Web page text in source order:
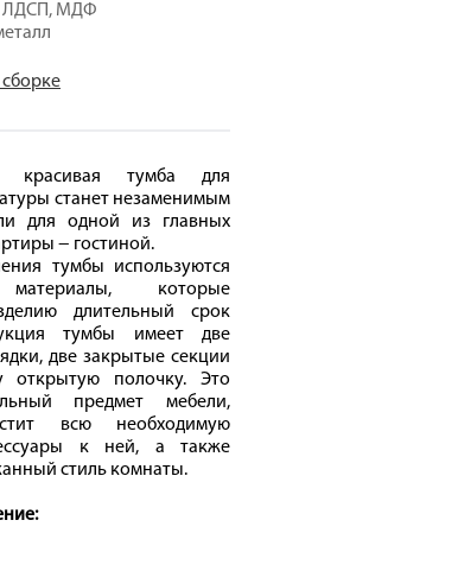
ЛДСП, МДФ
красивая тумба для
станет незаменимым
для одной из главных
− гостиной.
тумбы используются
материалы, которые
длительный срок
тумбы имеет две
две закрытые секции
открытую полочку. Это
предмет мебели,
всю необходимую
к ней, а также
стиль комнаты.